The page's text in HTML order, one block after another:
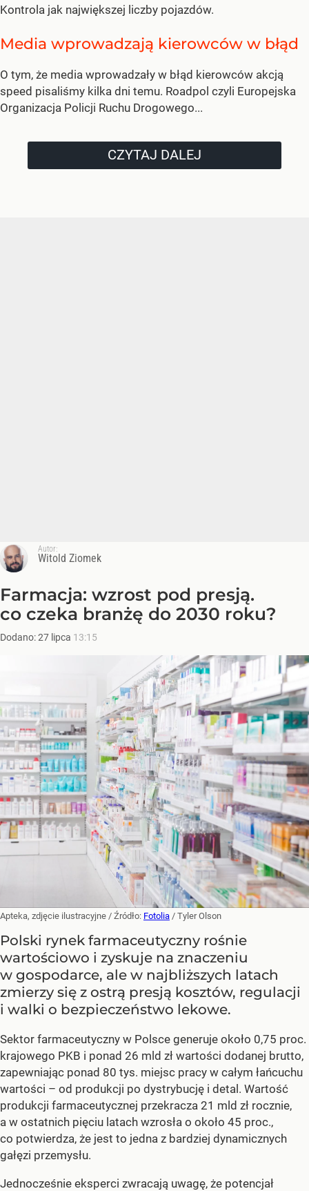
Kontrola jak największej liczby pojazdów.
Media wprowadzają kierowców w błąd
O tym, że media wprowadzały w błąd kierowców akcją
speed pisaliśmy kilka dni temu. Roadpol czyli Europejska
Organizacja Policji Ruchu Drogowego...
CZYTAJ DALEJ
Autor:
Witold Ziomek
Farmacja: wzrost pod presją.
co czeka branżę do 2030 roku?
Dodano:27 lipca 13:15
Apteka, zdjęcie ilustracyjne / Źródło: Fotolia / Tyler Olson
Polski rynek farmaceutyczny rośnie
wartościowo i zyskuje na znaczeniu
w gospodarce, ale w najbliższych latach
zmierzy się z ostrą presją kosztów, regulacji
i walki o bezpieczeństwo lekowe.
Sektor farmaceutyczny w Polsce generuje około 0,75 proc.
krajowego PKB i ponad 26 mld zł wartości dodanej brutto,
zapewniając ponad 80 tys. miejsc pracy w całym łańcuchu
wartości – od produkcji po dystrybucję i detal. Wartość
produkcji farmaceutycznej przekracza 21 mld zł rocznie,
a w ostatnich pięciu latach wzrosła o około 45 proc.,
co potwierdza, że jest to jedna z bardziej dynamicznych
gałęzi przemysłu.
Jednocześnie eksperci zwracają uwagę, że potencjał